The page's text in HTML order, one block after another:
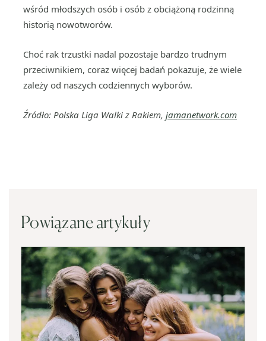
wśród młodszych osób i osób z obciążoną rodzinną
historią nowotworów.
Choć rak trzustki nadal pozostaje bardzo trudnym
przeciwnikiem, coraz więcej badań pokazuje, że wiele
zależy od naszych codziennych wyborów.
Źródło: Polska Liga Walki z Rakiem, jamanetwork.com
Powiązane artykuły